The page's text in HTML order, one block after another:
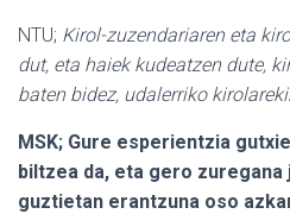
NTU; Kirol-zuzendariaren eta
dut, eta haiek kudeatzen dute,
baten bidez, udalerriko
MSK; Gure esperientzia
biltzea da, eta gero zuregana
guztietan erantzuna oso